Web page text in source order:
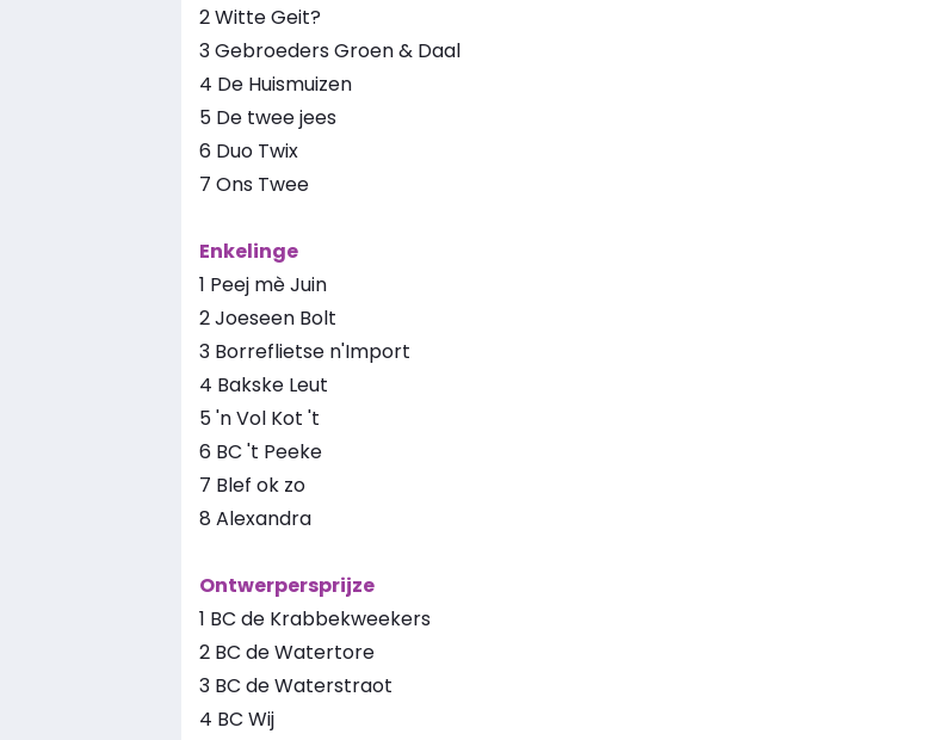
2 Witte Geit?
3 Gebroeders Groen & Daal
4 De Huismuizen
5 De twee jees
6 Duo Twix
7 Ons Twee
Enkelinge
1 Peej mè Juin
2 Joeseen Bolt
3 Borreflietse n'Import
4 Bakske Leut
5 'n Vol Kot 't
6 BC 't Peeke
7 Blef ok zo
8 Alexandra
Ontwerpersprijze
1 BC de Krabbekweekers
2 BC de Watertore
3 BC de Waterstraot
4 BC Wij